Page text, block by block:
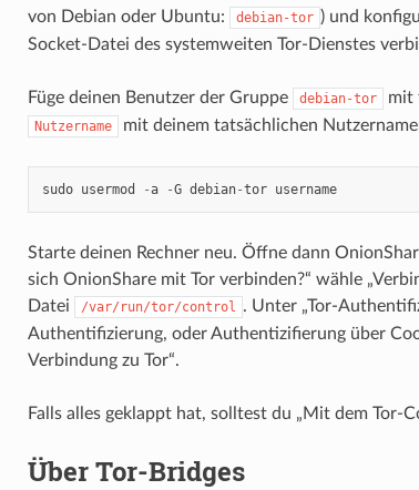
von Debian oder Ubuntu:
debian-tor ) und
Socket-Datei des systemweiten Tor-Dienstes
Füge deinen Benutzer der Gruppe debian-tor mit
Nutzername mit deinem tatsächlichen
sudo usermod -a -G debian-tor username
Starte deinen Rechner neu. Öffne dann
sich OnionShare mit Tor verbinden?“ wähle
Datei
/var/run/tor/control
. Unter „Tor-
Authentifizierung, oder Authentizifierung über
Verbindung zu Tor“.
Falls alles geklappt hat, solltest du „Mit dem Tor-
Über Tor-Bridges